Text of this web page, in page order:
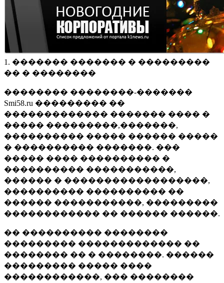
1. ������� ������� � ���������
�� � ��������
�������� ��������-�������
Smi58.ru ��������� ��
������������� ������� ���� �
����� ���������,�������,
���������� ����� ������ �����
� ���������� �������. ���
����� ���� ���������� �
���������� �����������,
������ � ������������������,
���������� ���������� ��
������ �����������, ���������
������������ �� ������ ������.
�� ���������� ��������
��������� ������������� ��
�������� �� � ��������. ������
��������� ����� ����
������������, ��� ��������